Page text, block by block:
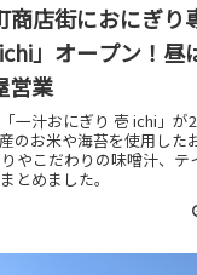
商店街におにぎり
」オープン！昼
営業
一汁おにぎり 壱 ichi」が
のお米や海苔を使用した
やこだわりの味噌汁、テ
とめました。